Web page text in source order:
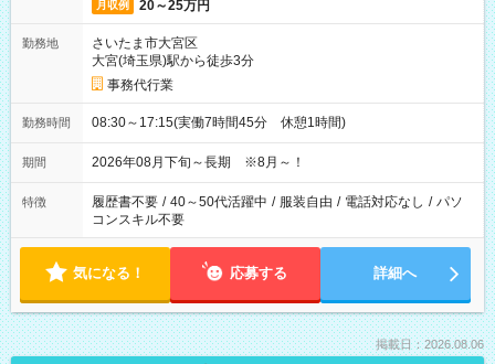
月収例 20～25万円
勤務地
さいたま市大宮区
大宮(埼玉県)駅から徒歩3分
事務代行業
勤務時間 08:30～17:15(実働7時間45分 休憩1時間)
期間 2026年08月下旬～長期 ※8月～！
特徴 履歴書不要 / 40～50代活躍中 / 服装自由 / 電話対応なし / パソ
コンスキル不要
気になる！ 応募する 詳細へ
掲載日：2026.08.06